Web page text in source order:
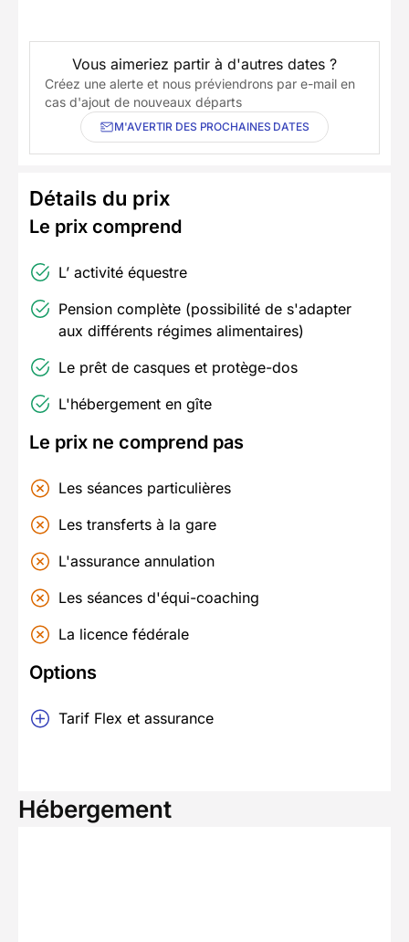
Vous aimeriez partir à d'autres dates ?
Créez une alerte et nous préviendrons par e-mail en
cas d'ajout de nouveaux départs
M'AVERTIR DES PROCHAINES DATES
Détails du prix
Le prix comprend
L’ activité équestre
Pension complète (possibilité de s'adapter
aux différents régimes alimentaires)
Le prêt de casques et protège-dos
L'hébergement en gîte
Le prix ne comprend pas
Les séances particulières
Les transferts à la gare
L'assurance annulation
Les séances d'équi-coaching
La licence fédérale
Options
Tarif Flex et assurance
Hébergement